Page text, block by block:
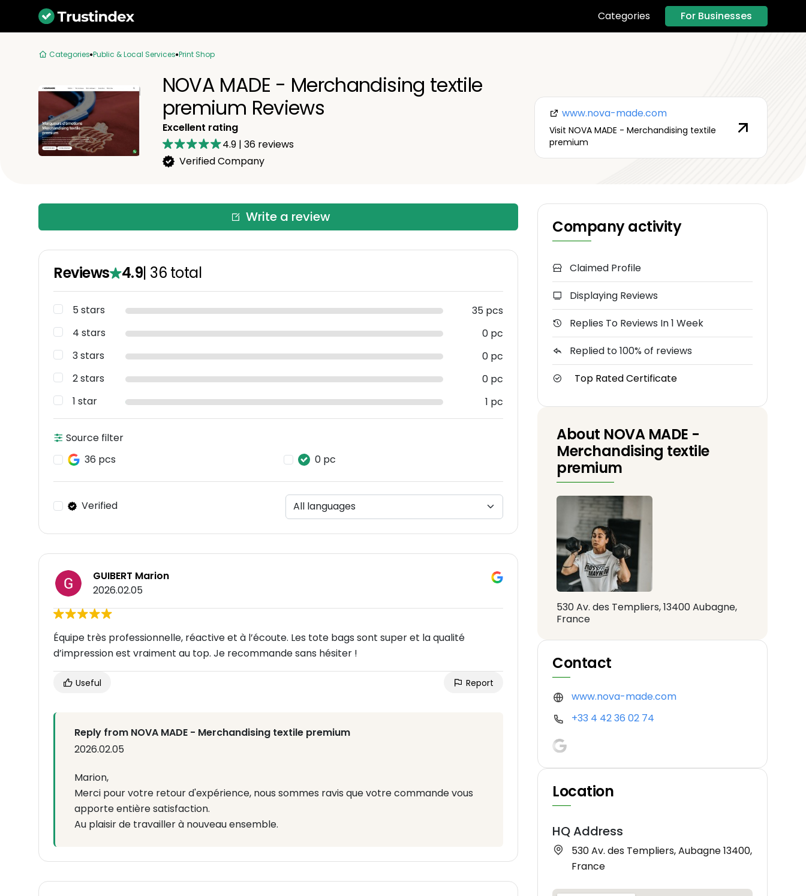
Categories For Businesses
Categories Public & Local Services Print Shop
NOVA MADE - Merchandising textile
premium Reviews
Excellent rating
4.9 | 36reviews
Verified Company
www.nova-made.com
Visit NOVA MADE - Merchandising textile
premium
Write a review
Reviews 4.9| 36 total
5 stars
35 pcs
4 stars
0 pc
3 stars
0 pc
2 stars
0 pc
1 star
1 pc
Source filter
36 pcs
0 pc
Verified
GUIBERT Marion
2026.02.05
Équipe très professionnelle, réactive et à l’écoute. Les tote bags sont super et la qualité
d’impression est vraiment au top. Je recommande sans hésiter !
Useful Report
Reply from NOVA MADE - Merchandising textile premium
2026.02.05
Marion,
Merci pour votre retour d'expérience, nous sommes ravis que votre commande vous
apporte entière satisfaction.
Au plaisir de travailler à nouveau ensemble.
Company activity
Claimed Profile
Displaying Reviews
Replies To Reviews In 1 Week
Replied to 100% of reviews
Top Rated Certificate
About NOVA MADE -
Merchandising textile
premium
530 Av. des Templiers, 13400 Aubagne,
France
Contact
www.nova-made.com
+33 4 42 36 02 74
Location
HQ Address
530 Av. des Templiers, Aubagne 13400,
France